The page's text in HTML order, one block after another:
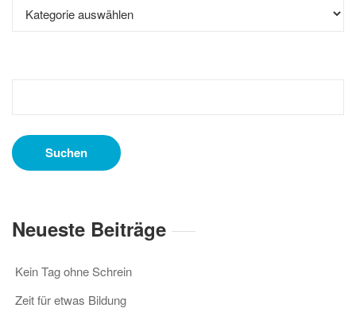
Neueste Beiträge
Kein Tag ohne Schrein
Zeit für etwas Bildung